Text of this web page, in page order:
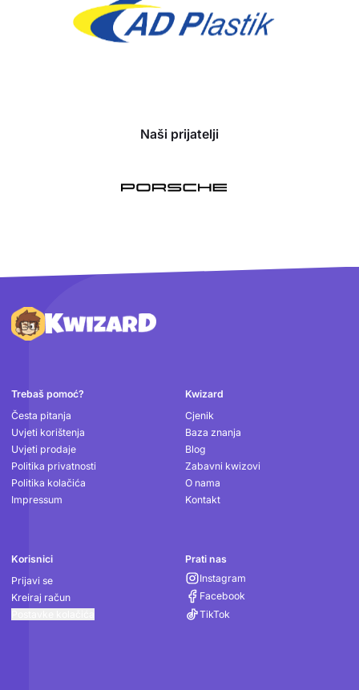
Naši prijatelji
Podnožje
Trebaš pomoć?
Česta pitanja
Uvjeti korištenja
Uvjeti prodaje
Politika privatnosti
Politika kolačića
Impressum
Kwizard
Cjenik
Baza znanja
Blog
Zabavni kwizovi
O nama
Kontakt
Korisnici
Prijavi se
Kreiraj račun
Prati nas
Instagram
Facebook
TikTok